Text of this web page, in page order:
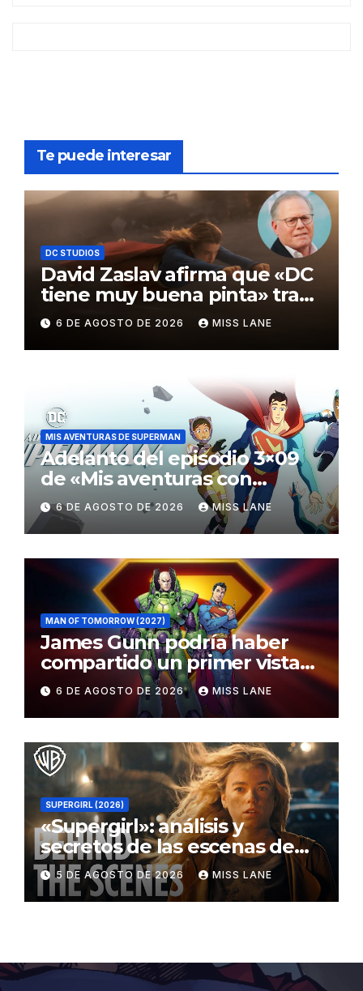
Te puede interesar
DC STUDIOS
David Zaslav afirma que «DC
tiene muy buena pinta» tras
el fracaso de «Supergirl»
6 DE AGOSTO DE 2026 MISS LANE
MIS AVENTURAS DE SUPERMAN
Adelanto del episodio 3×09
de «Mis aventuras con
Superman»
6 DE AGOSTO DE 2026 MISS LANE
MAN OF TOMORROW (2027)
James Gunn podría haber
compartido un primer vistazo
al traje de Brainiac
6 DE AGOSTO DE 2026 MISS LANE
SUPERGIRL (2026)
«Supergirl»: análisis y
secretos de las escenas de
lucha
5 DE AGOSTO DE 2026 MISS LANE